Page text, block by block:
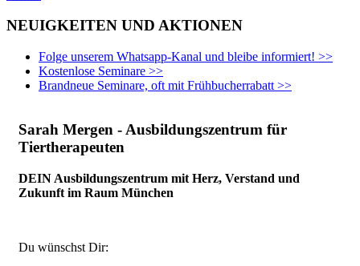
NEUIGKEITEN UND AKTIONEN
Folge unserem Whatsapp-Kanal und bleibe informiert! >>
Kostenlose Seminare >>
Brandneue Seminare, oft mit Frühbucherrabatt >>
Sarah Mergen - Ausbildungszentrum für
Tiertherapeuten
DEIN Ausbildungszentrum mit Herz, Verstand und
Zukunft im Raum München
Du wünschst Dir: